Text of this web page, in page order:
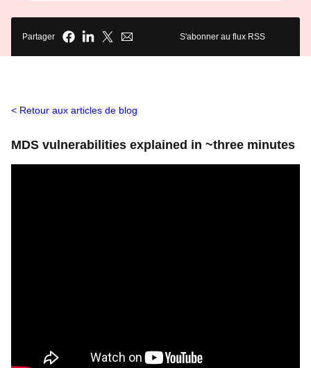
Partager S'abonner au flux RSS
Retour aux articles de blog
MDS vulnerabilities explained in ~three minutes